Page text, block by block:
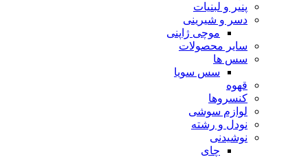
پنیر و لبنیات
دسر و شیرینی
موچی ژاپنی
سایر محصولات
سس ها
سس سویا
قهوه
کنسروها
لوازم سوشی
نودل و رشته
نوشیدنی
چای